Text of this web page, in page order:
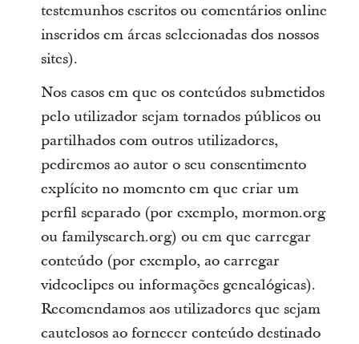
testemunhos escritos ou comentários online
inseridos em áreas selecionadas dos nossos
sites).
Nos casos em que os conteúdos submetidos
pelo utilizador sejam tornados públicos ou
partilhados com outros utilizadores,
pediremos ao autor o seu consentimento
explícito no momento em que criar um
perfil separado (por exemplo, mormon.org
ou familysearch.org) ou em que carregar
conteúdo (por exemplo, ao carregar
videoclipes ou informações genealógicas).
Recomendamos aos utilizadores que sejam
cautelosos ao fornecer conteúdo destinado